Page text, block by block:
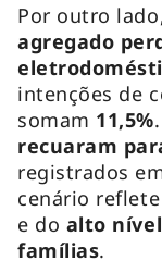
Por outro
agregado
intenções de
somam 11,5%
recuaram
registrados
cenário
e do alto
famílias.